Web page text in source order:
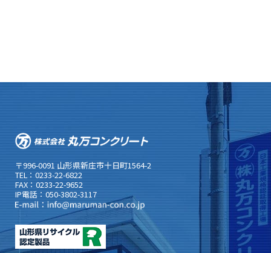
〒996-0091 山形県新庄市十日町1564-2
TEL：0233-22-6822
FAX：0233-22-9652
IP電話：050-3802-3117